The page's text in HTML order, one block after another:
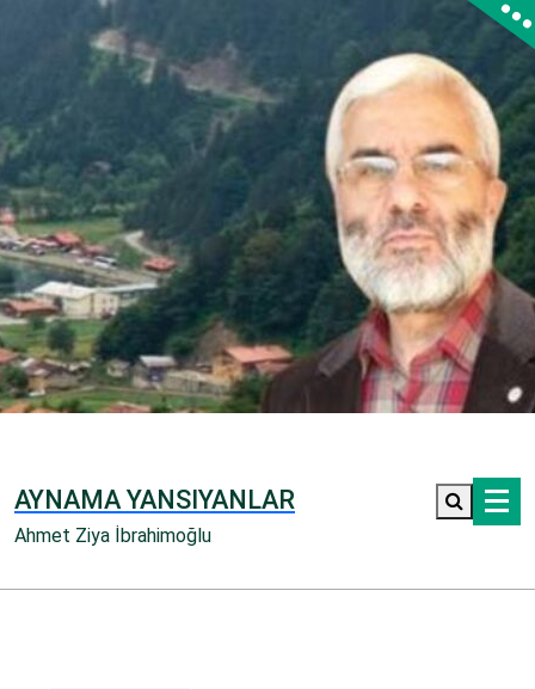
AYNAMA YANSIYANLAR
Ahmet Ziya İbrahimoğlu